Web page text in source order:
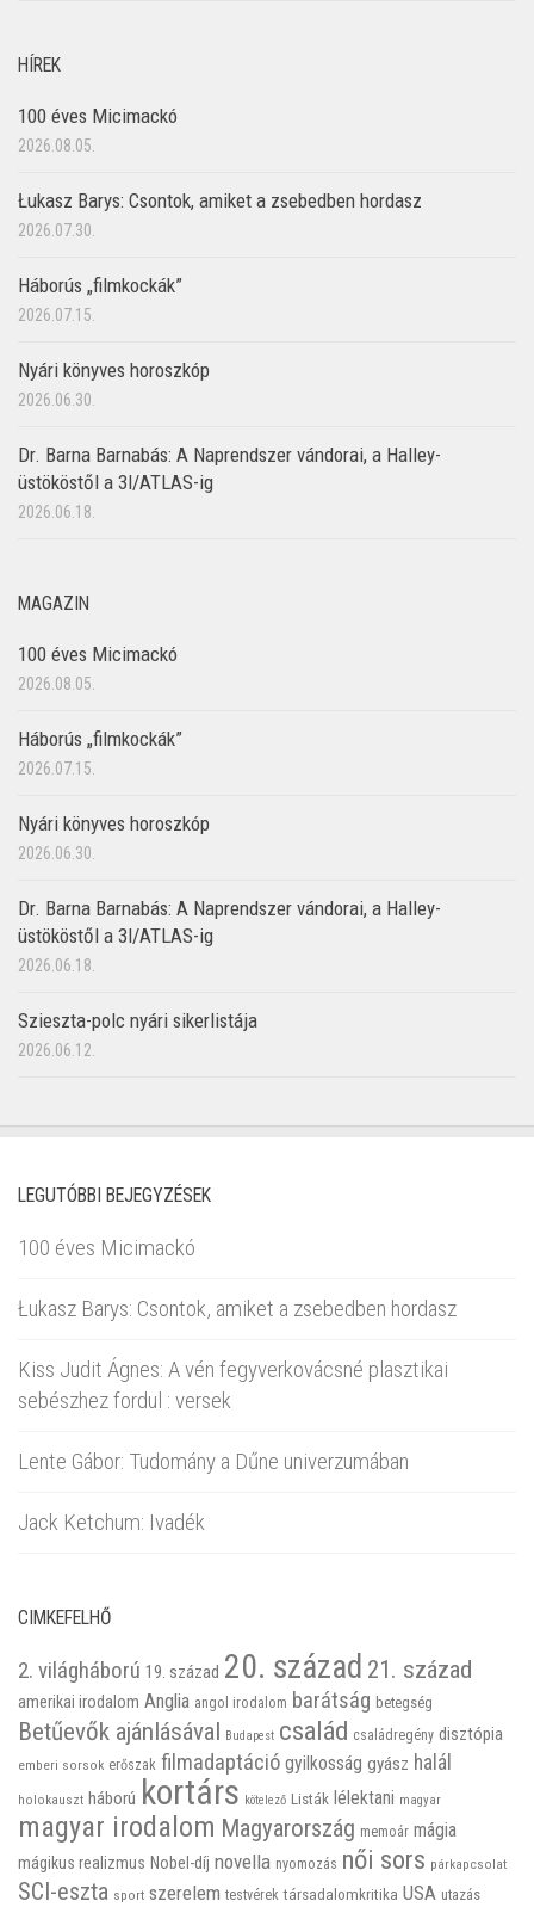
HÍREK
100 éves Micimackó
2026.08.05.
Łukasz Barys: Csontok, amiket a zsebedben hordasz
2026.07.30.
Háborús „filmkockák”
2026.07.15.
Nyári könyves horoszkóp
2026.06.30.
Dr. Barna Barnabás: A Naprendszer vándorai, a Halley-
üstököstől a 3I/ATLAS-ig
2026.06.18.
MAGAZIN
100 éves Micimackó
2026.08.05.
Háborús „filmkockák”
2026.07.15.
Nyári könyves horoszkóp
2026.06.30.
Dr. Barna Barnabás: A Naprendszer vándorai, a Halley-
üstököstől a 3I/ATLAS-ig
2026.06.18.
Szieszta-polc nyári sikerlistája
2026.06.12.
LEGUTÓBBI BEJEGYZÉSEK
100 éves Micimackó
Łukasz Barys: Csontok, amiket a zsebedben hordasz
Kiss Judit Ágnes: A vén fegyverkovácsné plasztikai
sebészhez fordul : versek
Lente Gábor: Tudomány a Dűne univerzumában
Jack Ketchum: Ivadék
CIMKEFELHŐ
2. világháború 19. század 20. század 21. század
amerikai irodalom Anglia angol irodalom barátság betegség
Betűevők ajánlásával Budapest család családregény disztópia
emberi sorsok erőszak filmadaptáció gyilkosság gyász halál
holokauszt háború kortárs kötelező Listák lélektani magyar
magyar irodalom Magyarország memoár mágia
mágikus realizmus Nobel-díj novella nyomozás női sors párkapcsolat
SCI-eszta sport szerelem testvérek társadalomkritika USA utazás